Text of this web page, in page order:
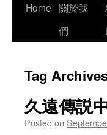
Skip
Home 關於我
們-
Tag
久遠傳説
Posted on